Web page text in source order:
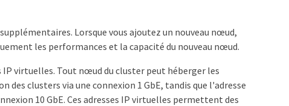
Lorsque vous ajoutez un nouveau nœud,
les performances et la capacité du nouveau nœud.
virtuelles. Tout nœud du cluster peut héberger les
clusters via une connexion 1 GbE, tandis que l'adresse
10 GbE. Ces adresses IP virtuelles permettent des